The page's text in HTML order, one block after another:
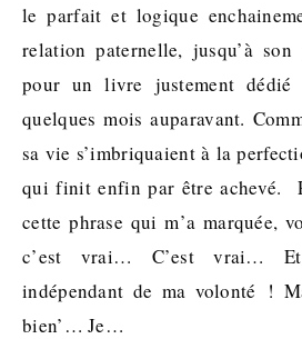
le parfait et logique
relation paternelle, jusqu’à
pour un livre justement dédié
quelques mois auparavant.
sa vie s’imbriquaient à la
qui finit enfin par être achevé.
cette phrase qui m’a marquée,
c’est vrai… C’est vrai… Et
indépendant de ma volonté !
bien’… Je…